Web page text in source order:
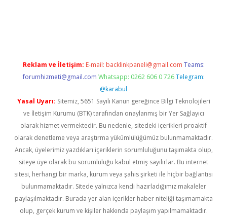
Reklam ve İletişim: E-mail: backlinkpaneli@gmail.com Teams:
forumhizmeti@gmail.com Whatsapp: 0262 606 0 726 Telegram:
@karabul
Yasal Uyarı: Sitemiz, 5651 Sayılı Kanun gereğince Bilgi Teknolojileri
ve İletişim Kurumu (BTK) tarafından onaylanmış bir Yer Sağlayıcı
olarak hizmet vermektedir. Bu nedenle, sitedeki içerikleri proaktif
olarak denetleme veya araştırma yükümlülüğümüz bulunmamaktadır.
Ancak, üyelerimiz yazdıkları içeriklerin sorumluluğunu taşımakta olup,
siteye üye olarak bu sorumluluğu kabul etmiş sayılırlar. Bu internet
sitesi, herhangi bir marka, kurum veya şahıs şirketi ile hiçbir bağlantısı
bulunmamaktadır. Sitede yalnızca kendi hazırladığımız makaleler
paylaşılmaktadır. Burada yer alan içerikler haber niteliği taşımamakta
olup, gerçek kurum ve kişiler hakkında paylaşım yapılmamaktadır.